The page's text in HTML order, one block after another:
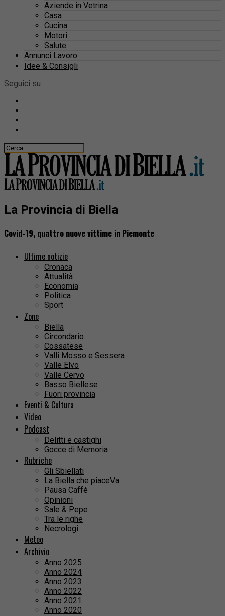
Aziende in Vetrina
Casa
Cucina
Motori
Salute
Annunci Lavoro
Idee & Consigli
Seguici su
La Provincia di Biella
Covid-19, quattro nuove vittime in Piemonte
Ultime notizie
Cronaca
Attualità
Economia
Politica
Sport
Zone
Biella
Circondario
Cossatese
Valli Mosso e Sessera
Valle Elvo
Valle Cervo
Basso Biellese
Fuori provincia
Eventi & Cultura
Video
Podcast
Delitti e castighi
Gocce di Memoria
Rubriche
Gli Sbiellati
La Biella che piaceVa
Pausa Caffè
Opinioni
Sale & Pepe
Tra le righe
Necrologi
Meteo
Archivio
Anno 2025
Anno 2024
Anno 2023
Anno 2022
Anno 2021
Anno 2020